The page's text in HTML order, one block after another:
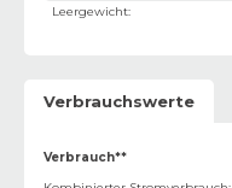
Leergewicht:
Verbrauchswerte
Verbrauch**